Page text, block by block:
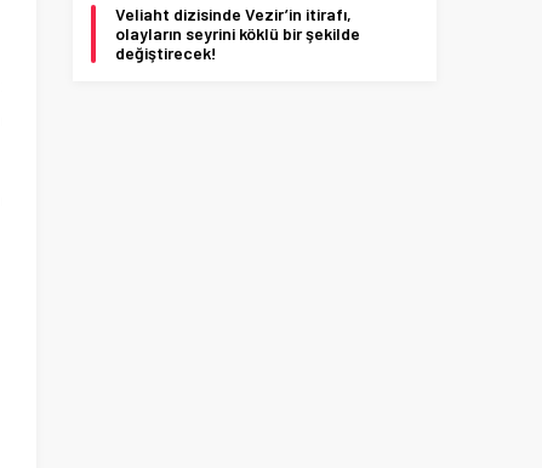
Veliaht dizisinde Vezir’in itirafı,
olayların seyrini köklü bir şekilde
değiştirecek!